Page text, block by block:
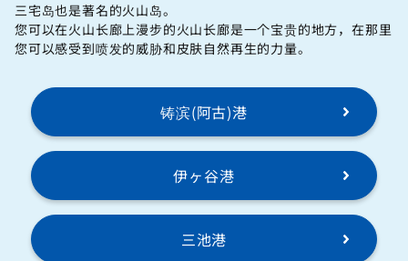
三宅岛也是著名的火山岛。
您可以在火山长廊上漫步的火山长廊是一个宝贵的地方，在那里
您可以感受到喷发的威胁和皮肤自然再生的力量。
铸滨(阿古)港
伊ヶ谷港
三池港